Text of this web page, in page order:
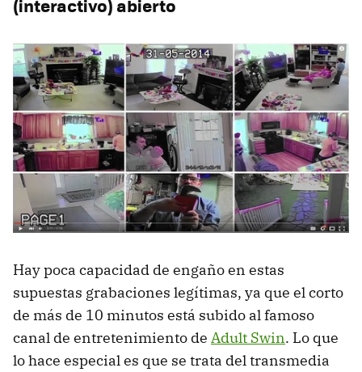
(interactivo) abierto
Hay poca capacidad de engaño en estas
supuestas grabaciones legítimas, ya que el corto
de más de 10 minutos está subido al famoso
canal de entretenimiento de Adult Swin. Lo que
lo hace especial es que se trata del transmedia